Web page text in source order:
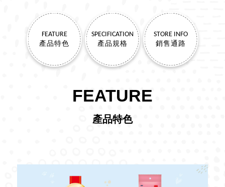
FEATURE
產品特色
SPECIFICATION
產品規格
STORE INFO
銷售通路
FEATURE
產品特色